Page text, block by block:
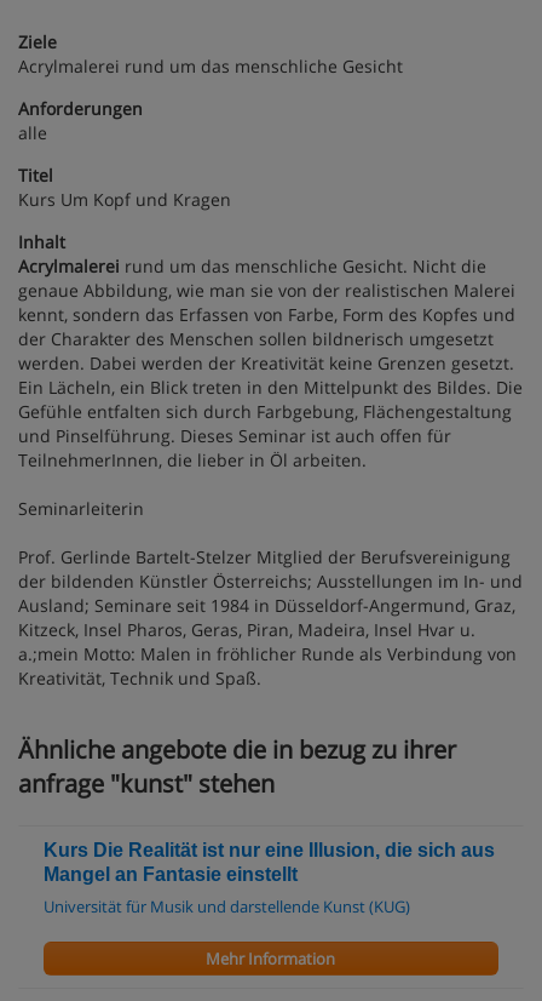
Ziele
Acrylmalerei rund um das menschliche Gesicht
Anforderungen
alle
Titel
Kurs Um Kopf und Kragen
Inhalt
Acrylmalerei rund um das menschliche Gesicht. Nicht die
genaue Abbildung, wie man sie von der realistischen Malerei
kennt, sondern das Erfassen von Farbe, Form des Kopfes und
der Charakter des Menschen sollen bildnerisch umgesetzt
werden. Dabei werden der Kreativität keine Grenzen gesetzt.
Ein Lächeln, ein Blick treten in den Mittelpunkt des Bildes. Die
Gefühle entfalten sich durch Farbgebung, Flächengestaltung
und Pinselführung. Dieses Seminar ist auch offen für
TeilnehmerInnen, die lieber in Öl arbeiten.
Seminarleiterin
Prof. Gerlinde Bartelt-Stelzer Mitglied der Berufsvereinigung
der bildenden Künstler Österreichs; Ausstellungen im In- und
Ausland; Seminare seit 1984 in Düsseldorf-Angermund, Graz,
Kitzeck, Insel Pharos, Geras, Piran, Madeira, Insel Hvar u.
a.;mein Motto: Malen in fröhlicher Runde als Verbindung von
Kreativität, Technik und Spaß.
Ähnliche angebote die in bezug zu ihrer
anfrage "kunst" stehen
Kurs Die Realität ist nur eine Illusion, die sich aus
Mangel an Fantasie einstellt
Universität für Musik und darstellende Kunst (KUG)
Mehr Information